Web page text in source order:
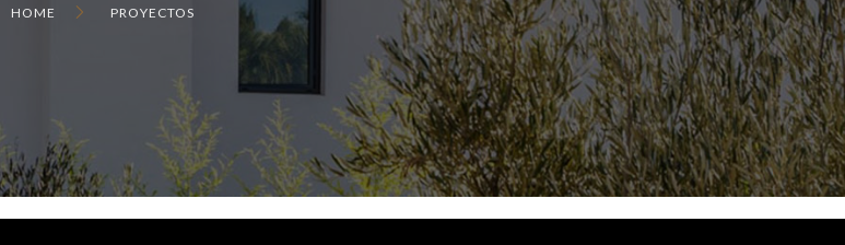
HOME PROYECTOS